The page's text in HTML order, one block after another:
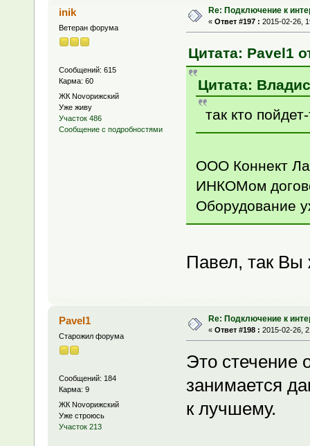
inik
Ветеран форума
Сообщений: 615
Карма: 60
ЖК Novoрижский
Уже живу
Участок 486
Сообщение с подробностями
Re: Подключение к
« Ответ #197 : 2015-02-26,
Цитата: Pavel1
Цитата:
так кто
ООО Коннект
ИНКОМом
Оборудование
Павел, так Вы
Pavel1
Старожил форума
Сообщений: 184
Карма: 9
ЖК Novoрижский
Уже строюсь
Участок 213
Re: Подключение к
« Ответ #198 : 2015-02-26,
Это стечение
занимается
к лучшему.